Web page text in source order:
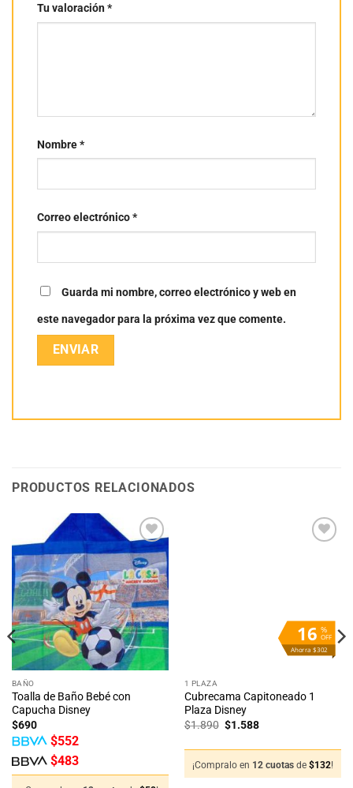
Tu valoración*
Nombre*
Correo electrónico*
Guarda mi nombre, correo electrónico y web en
este navegador para la próxima vez que comente.
PRODUCTOS RELACIONADOS
Añadir
a la
lista
de
deseos
BAÑO
Toalla de Baño Bebé con
Capucha Disney
$690
$552
$483
%
OFF
16
Ahorra $302
1 PLAZA
Cubrecama Capitoneado 1
Plaza Disney
$1.890 El
$1.890.
$1.588El
$1.588.
¡Compralo en 12 cuotas de $132!